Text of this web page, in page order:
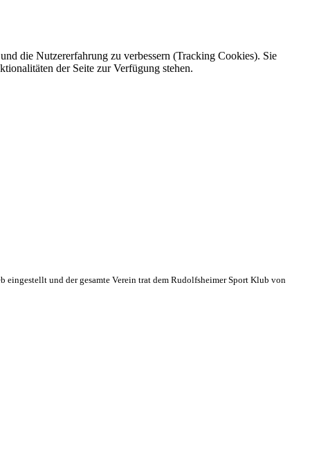
die Nutzererfahrung zu verbessern (Tracking Cookies). Sie
der Seite zur Verfügung stehen.
eingestellt und der gesamte Verein trat dem Rudolfsheimer Sport Klub von